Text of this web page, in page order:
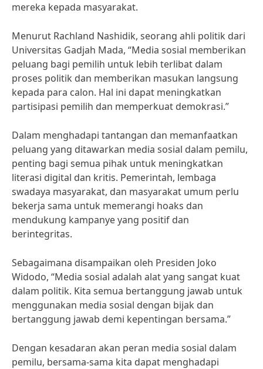
mereka kepada masyarakat.
Menurut Rachland Nashidik, seorang ahli politik dari
Universitas Gadjah Mada, “Media sosial memberikan
peluang bagi pemilih untuk lebih terlibat dalam
proses politik dan memberikan masukan langsung
kepada para calon. Hal ini dapat meningkatkan
partisipasi pemilih dan memperkuat demokrasi.”
Dalam menghadapi tantangan dan memanfaatkan
peluang yang ditawarkan media sosial dalam pemilu,
penting bagi semua pihak untuk meningkatkan
literasi digital dan kritis. Pemerintah, lembaga
swadaya masyarakat, dan masyarakat umum perlu
bekerja sama untuk memerangi hoaks dan
mendukung kampanye yang positif dan
berintegritas.
Sebagaimana disampaikan oleh Presiden Joko
Widodo, “Media sosial adalah alat yang sangat kuat
dalam politik. Kita semua bertanggung jawab untuk
menggunakan media sosial dengan bijak dan
bertanggung jawab demi kepentingan bersama.”
Dengan kesadaran akan peran media sosial dalam
pemilu, bersama-sama kita dapat menghadapi